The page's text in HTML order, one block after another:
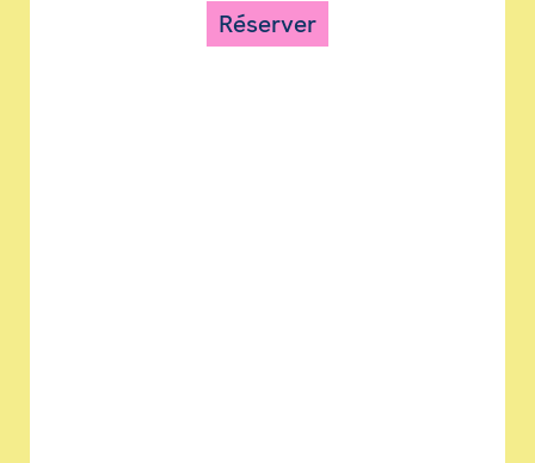
Réserver